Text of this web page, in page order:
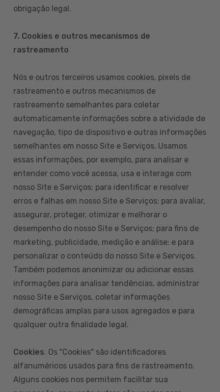
obrigação legal.
7. Cookies e outros mecanismos de
rastreamento
Nós e outros terceiros usamos cookies, pixels de
rastreamento e outros mecanismos de
rastreamento semelhantes para coletar
automaticamente informações sobre a atividade de
navegação, tipo de dispositivo e outras informações
semelhantes em nosso Site e Serviços. Usamos
essas informações, por exemplo, para analisar e
entender como você acessa, usa e interage com
nosso Site e Serviços; para identificar e resolver
erros e falhas em nosso Site e Serviços; para avaliar,
assegurar, proteger, otimizar e melhorar o
desempenho do nosso Site e Serviços; para fins de
marketing, publicidade, medição e análise; e para
personalizar o conteúdo do nosso Site e Serviços.
Também podemos anonimizar ou adicionar essas
informações para analisar tendências, administrar
nosso Site e Serviços, coletar informações
demográficas amplas para usos agregados e para
qualquer outra finalidade legal.
Cookies. Os "Cookies" são identificadores
alfanuméricos usados para fins de rastreamento.
Alguns cookies nos permitem facilitar sua